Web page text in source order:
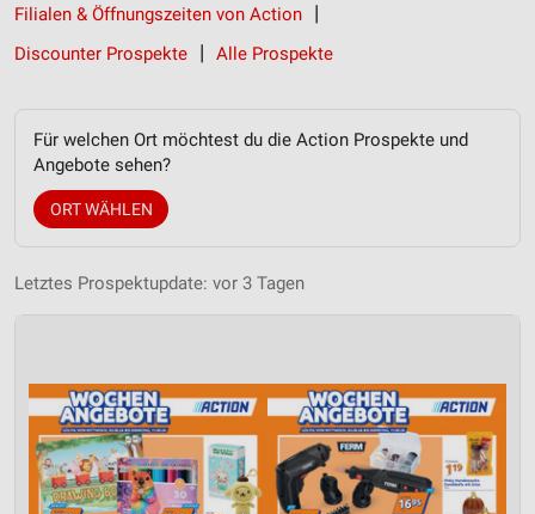
Filialen & Öffnungszeiten von Action
Discounter Prospekte
Alle Prospekte
Für welchen Ort möchtest du die Action Prospekte und
Angebote sehen?
ORT WÄHLEN
Letztes Prospektupdate: vor 3 Tagen